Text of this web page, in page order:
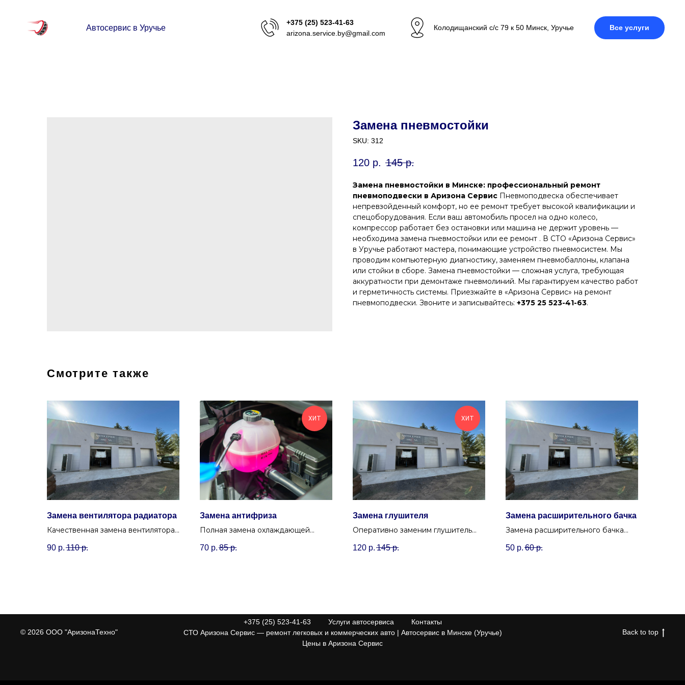
Автосервис в Уручье
+375 (25) 523-41-63
arizona.service.by@gmail.com
Колодищанский с/с 79 к 50 Минск, Уручье Все услуги
Замена пневмостойки
SKU: 312
120 р. 145 р.
Замена пневмостойки в Минске: профессиональный ремонт
пневмоподвески в Аризона Сервис Пневмоподвеска обеспечивает
непревзойденный комфорт, но ее ремонт требует высокой квалификации и
спецоборудования. Если ваш автомобиль просел на одно колесо,
компрессор работает без остановки или машина не держит уровень —
необходима замена пневмостойки или ее ремонт . В СТО «Аризона Сервис»
в Уручье работают мастера, понимающие устройство пневмосистем. Мы
проводим компьютерную диагностику, заменяем пневмобаллоны, клапана
или стойки в сборе. Замена пневмостойки — сложная услуга, требующая
аккуратности при демонтаже пневмолиний. Мы гарантируем качество работ
и герметичность системы. Приезжайте в «Аризона Сервис» на ремонт
пневмоподвески. Звоните и записывайтесь: +375 25 523-41-63.
Смотрите также
Замена вентилятора радиатора
Качественная замена вентилятора
для любых марок авто в Минске.
90 р. 110 р.
ХИТ
Замена антифриза
Полная замена охлаждающей
промывкой системы охлаждения
70 р. 85 р.
ХИТ
Замена глушителя
Оперативно заменим глушитель
комфортный уровень шума вашего
120 р. 145 р.
Замена расширительного бачка
Замена расширительного бачка
повреждении горловины в Минске.
50 р. 60 р.
© 2026 ООО "АризонаТехно"
+375 (25) 523-41-63 Услуги автосервиса
Контакты
СТО Аризона Сервис — ремонт легковых и коммерческих авто | Автосервис в Минске (Уручье)
Цены в Аризона Сервис
Back to top